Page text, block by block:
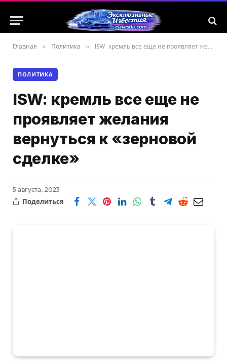
Главная » Политика » ISW: кремль все еще не проявляет желания вернуться к «зерновой сделке»
ПОЛИТИКА
ISW: кремль все еще не
проявляет желания
вернуться к «зерновой
сделке»
5 августа, 2023
Поделиться